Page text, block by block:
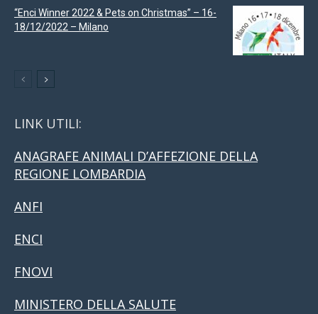
“Enci Winner 2022 & Pets on Christmas” – 16-
18/12/2022 – Milano
LINK UTILI:
ANAGRAFE ANIMALI D’AFFEZIONE DELLA
REGIONE LOMBARDIA
ANFI
ENCI
FNOVI
MINISTERO DELLA SALUTE